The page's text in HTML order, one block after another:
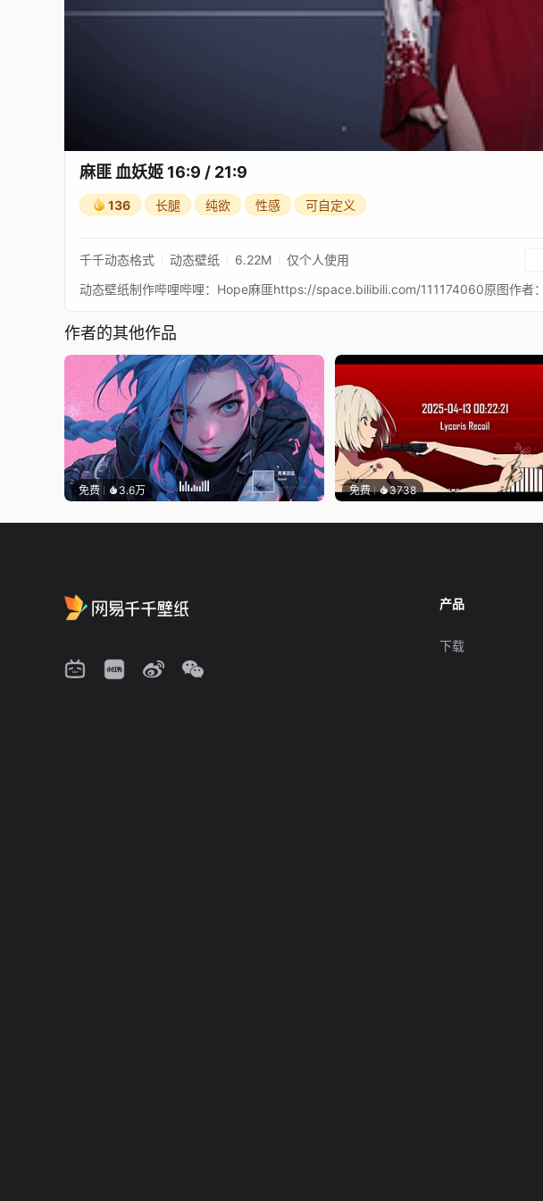
麻匪 血妖姬 16:9 / 21:9
136 长腿 纯欲 性感 可自定义
千千动态格式 动态壁纸 6.22M 仅个人使用
作者的其他作品
免费 3.6万 免费 3738
产品
下载